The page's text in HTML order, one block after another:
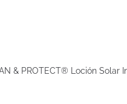
& PROTECT® Loción